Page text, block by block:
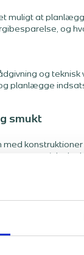
muligt at
og
og
planlægge
smukt
med
rådgiver ser
Det er en